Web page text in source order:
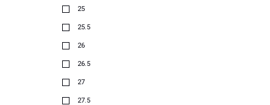
25
25.5
26
26.5
27
27.5